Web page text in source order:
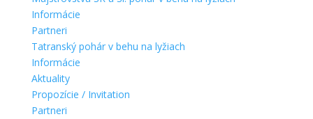
Informácie
Partneri
Tatranský pohár v behu na lyžiach
Informácie
Aktuality
Propozície / Invitation
Partneri